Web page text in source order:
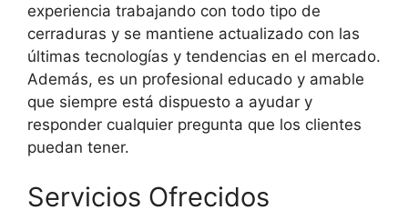
experiencia trabajando con todo tipo de
cerraduras y se mantiene actualizado con las
últimas tecnologías y tendencias en el mercado.
Además, es un profesional educado y amable
que siempre está dispuesto a ayudar y
responder cualquier pregunta que los clientes
puedan tener.
Servicios Ofrecidos